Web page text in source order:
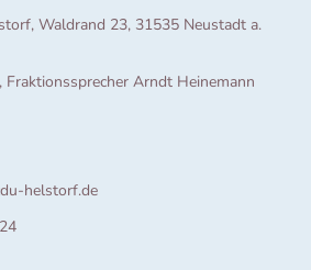
Waldrand 23, 31535 Neustadt a.
Arndt Heinemann
helstorf.de